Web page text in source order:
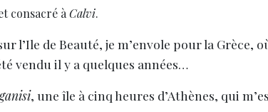
consacré à Calvi.
l’Ile de Beauté, je m’envole pour la Grèce,
vendu il y a quelques années…
, une île à cinq heures d’Athènes, qui